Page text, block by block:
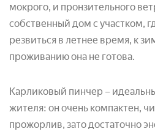
мокрого, и пронзительного
собственный дом с участком,
резвиться в летнее время, к
проживанию она не готова.
Карликовый пинчер –
жителя: он очень компактен,
прожорлив, зато достаточно